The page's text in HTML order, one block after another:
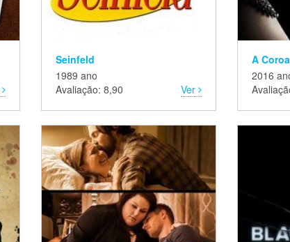
Seinfeld
1989 ano
Avaliação: 8,90
Ver
A Coroa
2016